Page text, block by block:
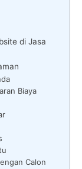
di Jasa
Biaya
Calon